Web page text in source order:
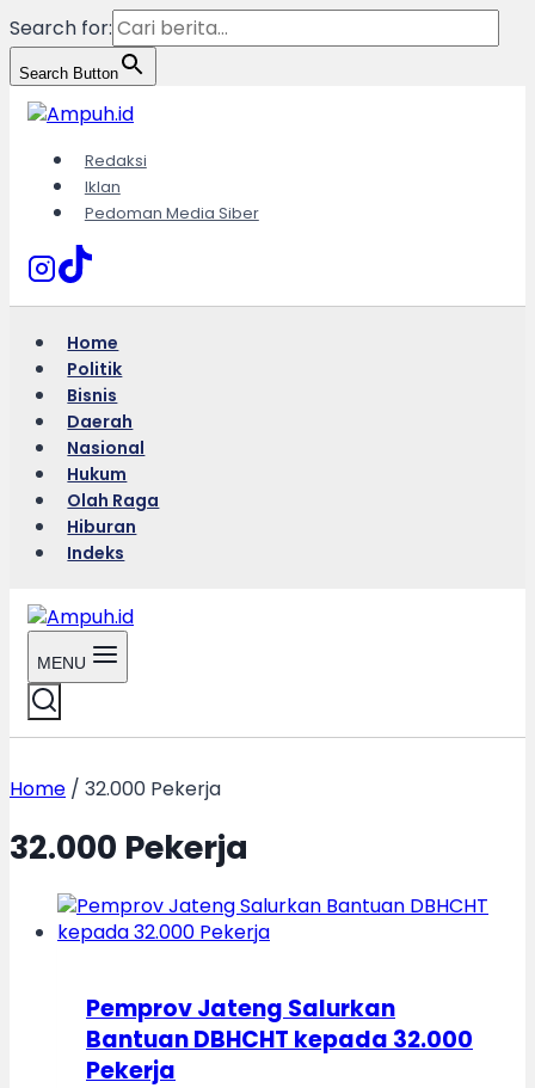
Search for:
Search Button
Skip
to
content
Redaksi
Iklan
Pedoman Media Siber
Home
Politik
Bisnis
Daerah
Nasional
Hukum
Olah Raga
Hiburan
Indeks
MENU
Home / 32.000 Pekerja
32.000 Pekerja
Pemprov Jateng Salurkan
Bantuan DBHCHT kepada 32.000
Pekerja